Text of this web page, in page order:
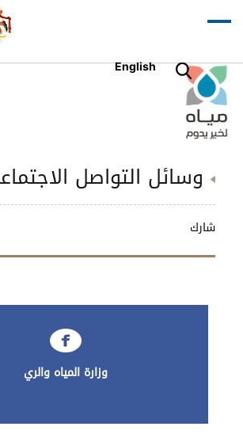
English
وسائل التواصل
شارك
وزارة المياه والري